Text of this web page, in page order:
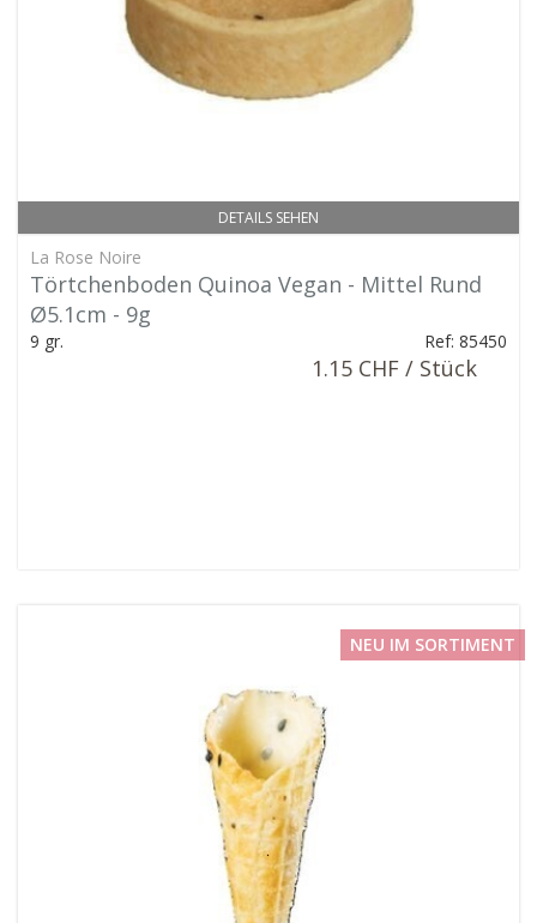
DETAILS SEHEN
La Rose Noire
Törtchenboden Quinoa Vegan - Mittel Rund
Ø5.1cm - 9g
9 gr. Ref: 85450
1.15 CHF / Stück
NEU IM SORTIMENT